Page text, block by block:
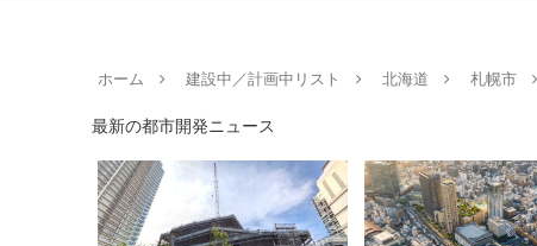
ホーム 建設中／計画中リスト 北海道 札幌市
最新の都市開発ニュース